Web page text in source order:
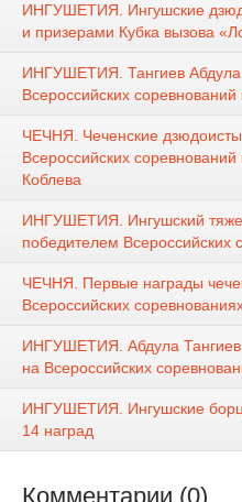
ИНГУШЕТИЯ. Ингушские
и призерами Кубка вызова
ИНГУШЕТИЯ. Тангиев Абдула
Всероссийских соревнований
ЧЕЧНЯ. Чеченские
Всероссийских
Коблева
ИНГУШЕТИЯ. Ингушский
победителем Всероссийских
ЧЕЧНЯ. Первые награды
Всероссийских
ИНГУШЕТИЯ. Абдула Тангиев
на Всероссийских
ИНГУШЕТИЯ. Ингушские
14 наград
Комментарии (0)